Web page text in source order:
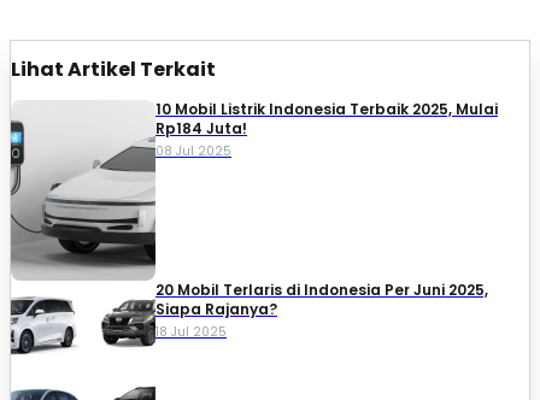
Lihat Artikel Terkait
10 Mobil Listrik Indonesia Terbaik 2025, Mulai
Rp184 Juta!
08 Jul 2025
20 Mobil Terlaris di Indonesia Per Juni 2025,
Siapa Rajanya?
18 Jul 2025